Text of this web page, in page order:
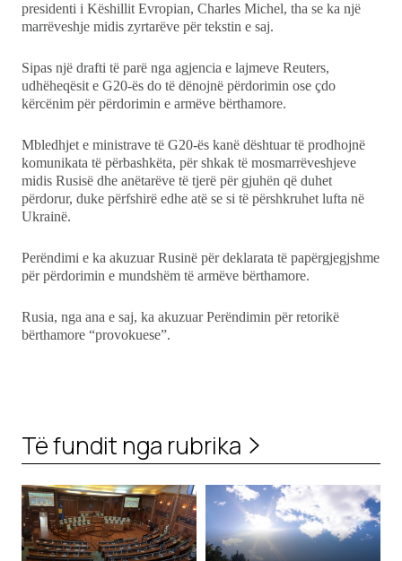
presidenti i Këshillit Evropian, Charles Michel, tha se ka një
marrëveshje midis zyrtarëve për tekstin e saj.
Sipas një drafti të parë nga agjencia e lajmeve Reuters,
udhëheqësit e G20-ës do të dënojnë përdorimin ose çdo
kërcënim për përdorimin e armëve bërthamore.
Mbledhjet e ministrave të G20-ës kanë dështuar të prodhojnë
komunikata të përbashkëta, për shkak të mosmarrëveshjeve
midis Rusisë dhe anëtarëve të tjerë për gjuhën që duhet
përdorur, duke përfshirë edhe atë se si të përshkruhet lufta në
Ukrainë.
Perëndimi e ka akuzuar Rusinë për deklarata të papërgjegjshme
për përdorimin e mundshëm të armëve bërthamore.
Rusia, nga ana e saj, ka akuzuar Perëndimin për retorikë
bërthamore “provokuese”.
Të fundit nga rubrika